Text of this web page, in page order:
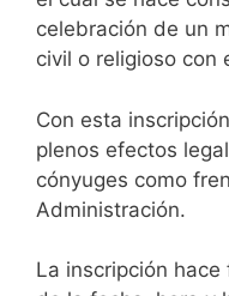
celebración de un
civil o religioso con
Con esta
plenos efectos
cónyuges como
Administración.
La inscripción